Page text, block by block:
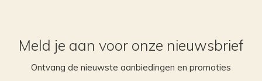
Meld je aan voor onze nieuwsbrief
Ontvang de nieuwste aanbiedingen en promoties